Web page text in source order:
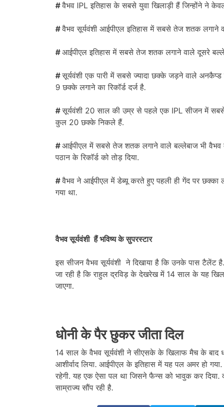
#वैभव IPL इतिहास के सबसे युवा खिलाड़ी हैं जिन्होंने ने
#वैभव सूर्यवंशी आईपीएल इतिहास में सबसे तेज शतक लगाने
# आईपीएल इतिहास में सबसे तेज शतक लगाने वाले दूसरे
#सूर्यवंशी एक पारी में सबसे ज्यादा छक्के जड़ने वाले
9 छक्के लगाने का रिकॉर्ड दर्ज है.
#सूर्यवंशी 20 साल की उम्र से पहले एक IPL सीजन में
कुल 20 छक्के निकले हैं.
# आईपीएल में सबसे तेज शतक लगाने वाले बल्लेबाज भी
पठान के रिकॉर्ड को तोड़ दिया.
#वैभव ने आईपीएल में डेब्यू करते हुए पहली ही गेंद पर
गया था.
वैभव सूर्यवंशी हैं भविष्य के सुपरस्टार
इस सीजन वैभव सूर्यवंशी ने दिखाया है कि उनके पास टैलेंट है.
जा रही है कि राहुल द्रविड़ के देखरेख में 14 साल के यह
जाएगा.
धोनी के पैर छुकर जीता दिल
14 साल के वैभव सूर्यवंशी ने सीएसके के खिलाफ मैच के
आशीर्वाद लिया. आईपीएल के इतिहास में यह पल अमर हो
रहेगी. यह एक ऐसा पल था जिसने फैन्स को भावुक कर दिया.
साम्राज्य सौंप रही है.